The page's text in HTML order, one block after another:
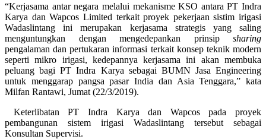
“Kerjasama antar negara melalui mekanisme KSO antara PT Indra
Karya dan Wapcos Limited terkait proyek pekerjaan sistim irigasi
Wadaslintang ini merupakan kerjasama strategis yang saling
menguntungkan dengan mengedepankan prinsip sharing
pengalaman dan pertukaran informasi terkait konsep teknik modern
seperti mikro irigasi, kedepannya kerjasama ini akan membuka
peluang bagi PT Indra Karya sebagai BUMN Jasa Engineering
untuk menggarap pangsa pasar India dan Asia Tenggara,” kata
Milfan Rantawi, Jumat (22/3/2019).
Keterlibatan PT Indra Karya dan Wapcos pada proyek
pembangunan sistem irigasi Wadaslintang tersebut sebagai
Konsultan Supervisi.